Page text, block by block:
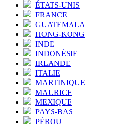
ÉTATS-UNIS
FRANCE
GUATEMALA
HONG-KONG
INDE
INDONÉSIE
IRLANDE
ITALIE
MARTINIQUE
MAURICE
MEXIQUE
PAYS-BAS
PÉROU